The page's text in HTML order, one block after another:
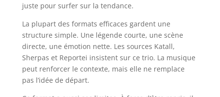
juste pour surfer sur la tendance.
La plupart des formats efficaces gardent une
structure simple. Une légende courte, une scène
directe, une émotion nette. Les sources Katall,
Sherpas et Reportei insistent sur ce trio. La musique
peut renforcer le contexte, mais elle ne remplace
pas l’idée de départ.